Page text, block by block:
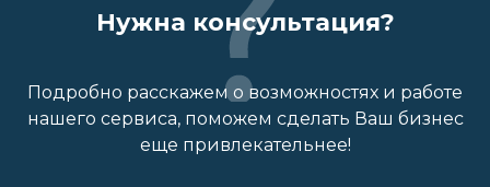
Нужна консультация?
Подробно расскажем о возможностях и работе
нашего сервиса, поможем сделать Ваш бизнес
еще привлекательнее!